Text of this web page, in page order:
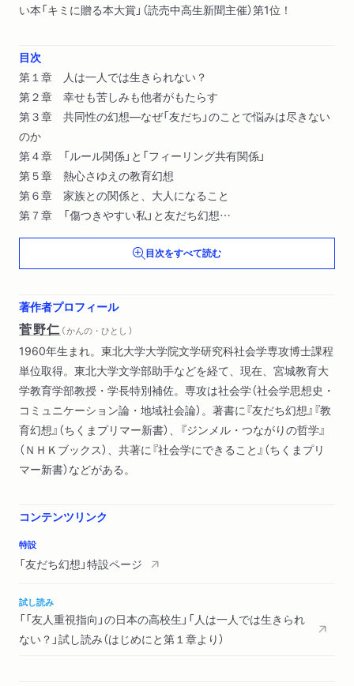
い本「キミに贈る本大賞」（読売中高生新聞主催）第1位！
目次
第１章 人は一人では生きられない？
第２章 幸せも苦しみも他者がもたらす
第３章 共同性の幻想―なぜ「友だち」のことで悩みは尽きない
のか
第４章 「ルール関係」と「フィーリング共有関係」
第５章 熱心さゆえの教育幻想
第６章 家族との関係と、大人になること
第７章 「傷つきやすい私」と友だち幻想
第８章 言葉によって自分を作り変える
目次をすべて読む
著作者プロフィール
菅野仁（ かんの・ひとし ）
1960年生まれ。東北大学大学院文学研究科社会学専攻博士課程
単位取得。東北大学文学部助手などを経て、現在、宮城教育大
学教育学部教授・学長特別補佐。専攻は社会学（社会学思想史・
コミュニケーション論・地域社会論）。著書に『友だち幻想』『教
育幻想』（ちくまプリマー新書）、『ジンメル・つながりの哲学』
（ＮＨＫブックス）、共著に『社会学にできること』（ちくまプリ
マー新書）などがある。
コンテンツリンク
特設
「友だち幻想」特設ページ
試し読み
「「友人重視指向」の日本の高校生」「人は一人では生きられ
ない？」試し読み（はじめにと第１章より）